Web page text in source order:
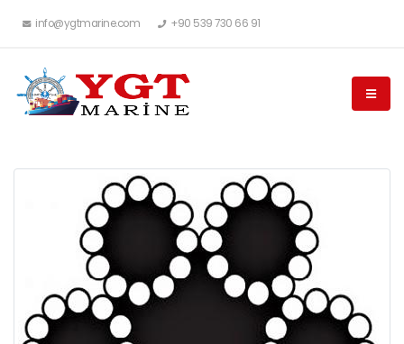
info@ygtmarine.com +90 539 730 66 91